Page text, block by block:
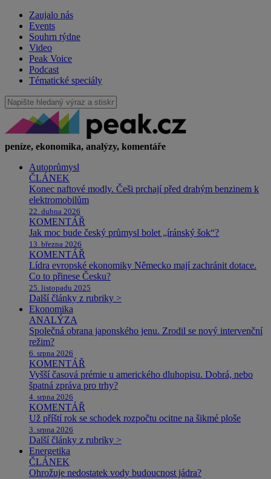
Zaujalo nás
Events
Souhrn týdne
Video
Peak Voice
Podcast
Tématické speciály
peníze, ekonomika, analýzy, komentáře
Autoprůmysl
ČLÁNEK
Konec naftové modly. Češi prchají před drahým benzinem k
elektromobilům
22. dubna 2026
KOMENTÁŘ
Jak moc bude český průmysl bolet „íránský šok“?
13. března 2026
KOMENTÁŘ
Lídra evropské ekonomiky Německo mají zachránit dotace.
Co to přinese Česku?
25. listopadu 2025
Další články z rubriky >
Ekonomika
ANALÝZA
Společná obrana japonského jenu. Zrodil se nový intervenční
režim?
6. srpna 2026
KOMENTÁŘ
Vyšší časová prémie u amerického dluhopisu. Dobrá, nebo
špatná zpráva pro trhy?
4. srpna 2026
KOMENTÁŘ
Už příští rok se schodek rozpočtu ocitne na šikmé ploše
3. srpna 2026
Další články z rubriky >
Energetika
ČLÁNEK
Ohrožuje nedostatek vody budoucnost jádra?